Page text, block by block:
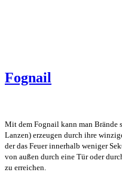
Fognail
Mit dem Fognail kann man Brände
Lanzen) erzeugen durch ihre
der das Feuer innerhalb weniger
von außen durch eine Tür oder
zu erreichen.